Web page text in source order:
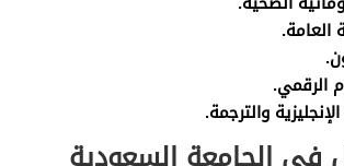
الرقمي.
و​الترجمة​.